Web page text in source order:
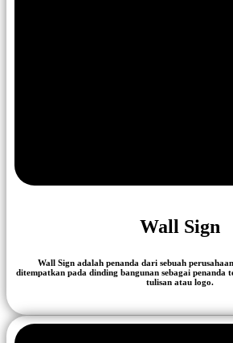
Wall Sign
Wall Sign adalah penanda dari sebuah
ditempatkan pada dinding bangunan sebagai penanda
tulisan atau logo.